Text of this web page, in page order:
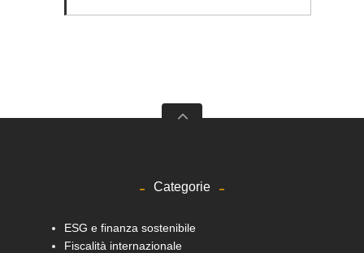
Categorie
ESG e finanza sostenibile
Fiscalità internazionale